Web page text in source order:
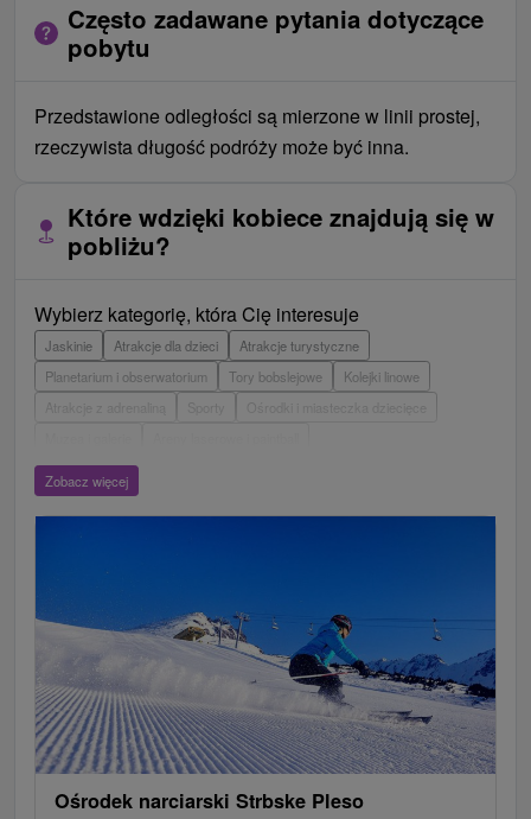
Często zadawane pytania dotyczące
pobytu
Przedstawione odległości są mierzone w linii prostej,
rzeczywista długość podróży może być inna.
Które wdzięki kobiece znajdują się w
pobliżu?
Wybierz kategorię, która Cię interesuje
Jaskinie Atrakcje dla dzieci
Atrakcje turystyczne
Planetarium i obserwatorium
Tory bobslejowe
Kolejki linowe
Atrakcje z adrenaliną
Wieże obserwacyjne i chodniki
Escaperoom
Wodospady
Kościoły drewniane Źródła Teatry
Jazda konna
Túry a turistické chodníky
Zamki Chaty górskie
Miejsca sakralne
Rafting, rafting, rafting
Obiekty architektoniczne
Ośrodek narciarski
Pola golfowe
Tory gokartowe
Amfiteatry i kina w przyrodzie
Szlaki winne
Cyklotrasy
Zobacz więcej
Ośrodek narciarski Strbske Pleso